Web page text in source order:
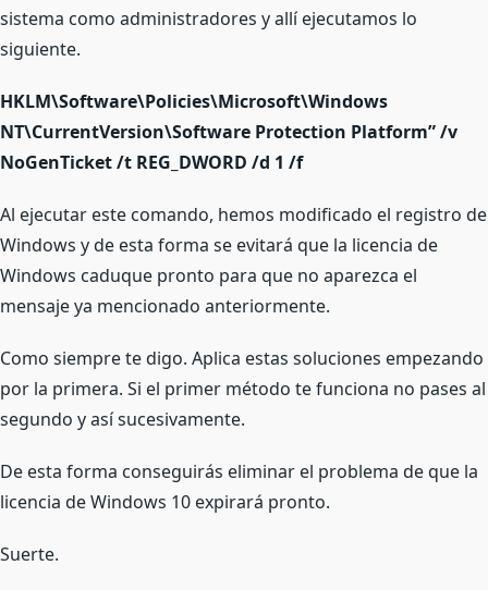
sistema como administradores y allí ejecutamos lo
siguiente.
HKLM\Software\Policies\Microsoft\Windows
NT\CurrentVersion\Software Protection Platform”/v
NoGenTicket/t REG_DWORD /d 1 /f
Al ejecutar este comando, hemos modificado el registro de
Windows y de esta forma se evitará que la licencia de
Windows caduque pronto para que no aparezca el
mensaje ya mencionado anteriormente.
Como siempre te digo. Aplica estas soluciones empezando
por la primera. Si el primer método te funciona no pases al
segundo y así sucesivamente.
De esta forma conseguirás eliminar el problema de que la
licencia de Windows 10 expirará pronto.
Suerte.